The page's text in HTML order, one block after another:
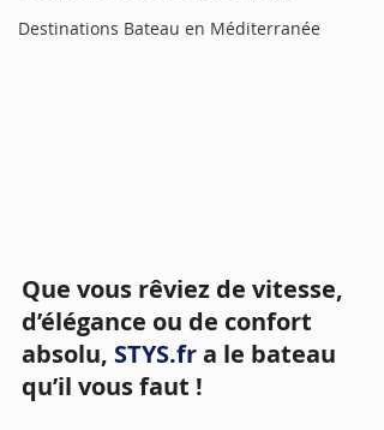
Destinations Bateau en Méditerranée
Que vous rêviez de vitesse,
d’élégance ou de confort
absolu, STYS.fr a le bateau
qu’il vous faut !